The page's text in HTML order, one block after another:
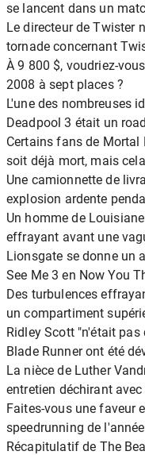
se lancent dans un
Le directeur de Twister
tornade concernant
À 9 800 $, voudriez-
2008 à sept places ?
L'une des nombreuses
Deadpool 3 était un
Certains fans de Mortal
soit déjà mort, mais
Une camionnette de
explosion ardente
Un homme de
effrayant avant une
Lionsgate se donne un
See Me 3 en Now You
Des turbulences
un compartiment
Ridley Scott "n'était
Blade Runner ont été
La nièce de Luther
entretien déchirant
Faites-vous une faveur
speedrunning de l'année
Récapitulatif de The